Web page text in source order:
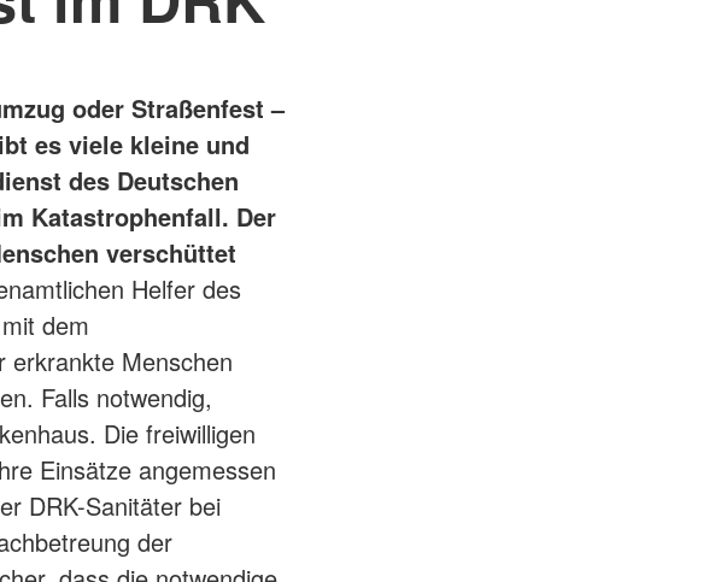
oder Straßenfest –
es viele kleine und
des Deutschen
Katastrophenfall. Der
verschüttet
Helfer des
dem
erkrankte Menschen
Falls notwendig,
Die freiwilligen
Einsätze angemessen
DRK-Sanitäter bei
der